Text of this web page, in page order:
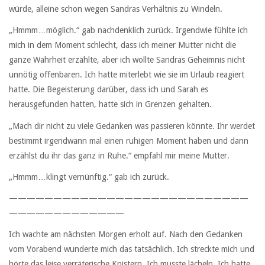
würde, alleine schon wegen Sandras Verhältnis zu Windeln.
„Hmmm…möglich.“ gab nachdenklich zurück. Irgendwie fühlte ich
mich in dem Moment schlecht, dass ich meiner Mutter nicht die
ganze Wahrheit erzählte, aber ich wollte Sandras Geheimnis nicht
unnötig offenbaren. Ich hatte miterlebt wie sie im Urlaub reagiert
hatte. Die Begeisterung darüber, dass ich und Sarah es
herausgefunden hatten, hatte sich in Grenzen gehalten.
„Mach dir nicht zu viele Gedanken was passieren könnte. Ihr werdet
bestimmt irgendwann mal einen ruhigen Moment haben und dann
erzählst du ihr das ganz in Ruhe.“ empfahl mir meine Mutter.
„Hmmm…klingt vernünftig.“ gab ich zurück.
———————————————————————————
—————————————
Ich wachte am nächsten Morgen erholt auf. Nach den Gedanken
vom Vorabend wunderte mich das tatsächlich. Ich streckte mich und